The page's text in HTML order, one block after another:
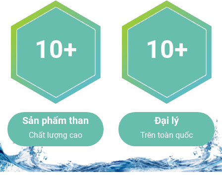
10+
Sản phẩm than
Chất lượng cao
10+
Đại lý
Trên toàn quốc